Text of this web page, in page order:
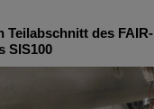
Teilabschnitt des FAIR-
SIS100